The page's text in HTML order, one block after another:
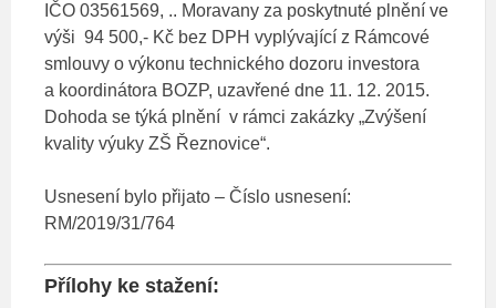
IČO 03561569, .. Moravany za poskytnuté plnění ve
výši 94 500,- Kč bez DPH vyplývající z Rámcové
smlouvy o výkonu technického dozoru investora
a koordinátora BOZP, uzavřené dne 11. 12. 2015.
Dohoda se týká plnění v rámci zakázky „Zvýšení
kvality výuky ZŠ Řeznovice“.
Usnesení bylo přijato – Číslo usnesení:
RM/2019/31/764
Přílohy ke stažení: